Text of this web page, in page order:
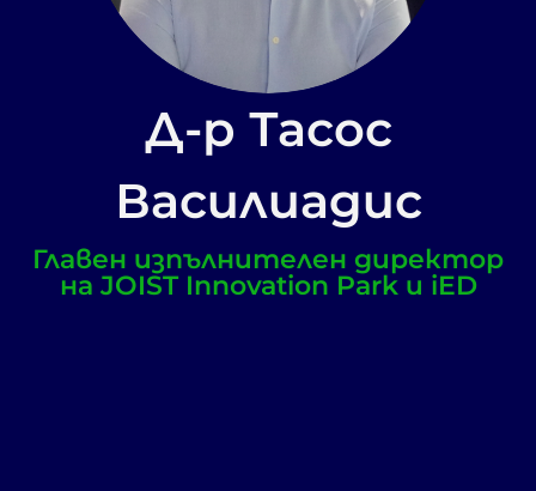
Д-р Тасос
Василиадис
Главен изпълнителен директор
на JOIST Innovation Park и iED